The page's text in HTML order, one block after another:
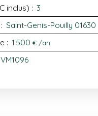
inclus) : 3
: Saint-Genis-Pouilly 01630
: 1 500 € /an
VM1096